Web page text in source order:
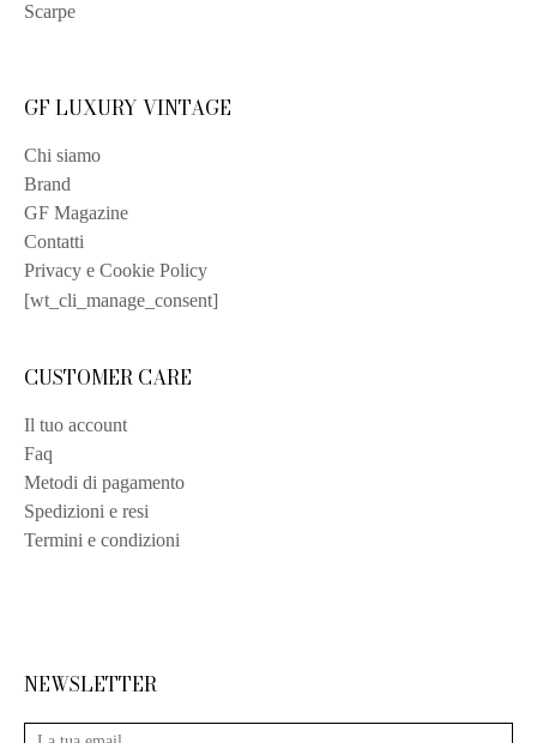
Scarpe
GF LUXURY VINTAGE
Chi siamo
Brand
GF Magazine
Contatti
Privacy e Cookie Policy
[wt_cli_manage_consent]
CUSTOMER CARE
Il tuo account
Faq
Metodi di pagamento
Spedizioni e resi
Termini e condizioni
NEWSLETTER